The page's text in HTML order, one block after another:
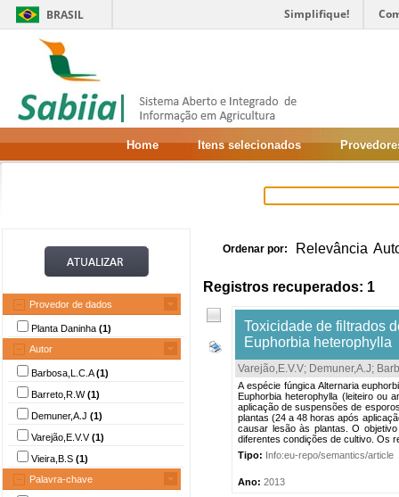
BRASIL Simplifique!
Home Itens selecionados
Provedor de dados
Planta Daninha (1)
Autor
Barbosa,L.C.A(1)
Barreto,R.W(1)
Demuner,A.J (1)
Varejão,E.V.V(1)
Vieira,B.S (1)
Palavra-chave
Ordenar por: Relevância
Registros recuperados: 1
Toxicidade de filtrados
Euphorbia heterophylla
Varejão,E.V.V; Demuner,A.J;
A espécie fúngica Alternaria
Euphorbia heterophylla (leiteiro ou
aplicação de suspensões de
plantas (24 a 48 horas após
causar lesão às plantas. O
diferentes condições de cultivo. Os
Tipo: Info:eu-repo/semantics/article
Ano: 2013